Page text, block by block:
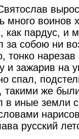
много воинов
как пардус, и
за собою ни
тонко
и зажарив на
спал,
такими же
в иные земли
русский